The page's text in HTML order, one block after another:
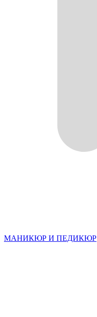
МАНИКЮР И ПЕДИКЮР